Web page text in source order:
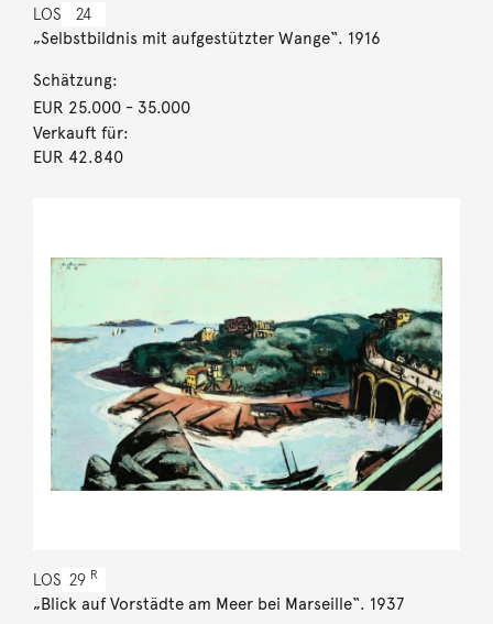
LOS 24
„Selbstbildnis mit aufgestützter Wange“. 1916
Schätzung:
EUR 25.000- 35.000
Verkauft für:
EUR 42.840
LOS 29 R
„Blick auf Vorstädte am Meer bei Marseille“. 1937